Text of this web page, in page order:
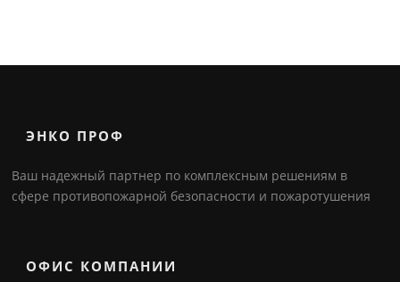
ЭНКО ПРОФ
Ваш надежный партнер по комплексным решениям в
сфере противопожарной безопасности и пожаротушения
ОФИС КОМПАНИИ